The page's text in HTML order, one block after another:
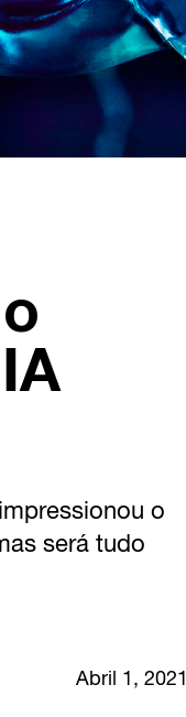
o
será tudo
Abril 1, 2021